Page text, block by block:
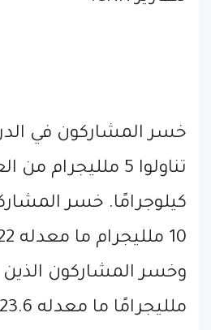
خسر المشاركون في
كيلوجرامًا. خسر
ملليجرامًا ما معدله 23.6 كيلوجرامًا.